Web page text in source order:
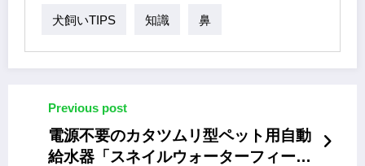
犬飼いTIPS 知識 鼻
Previous post
電源不要のカタツムリ型ペット用自動
給水器「スネイルウォーターフィーダ